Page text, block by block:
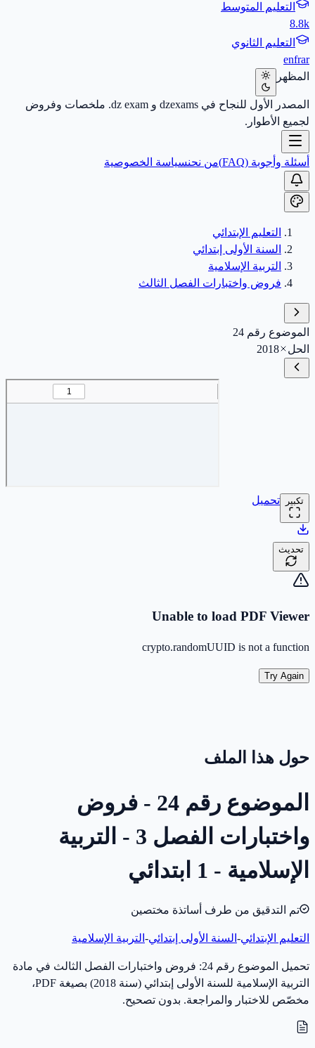
التعليم المتوسط
8.8k
التعليم الثانوي
enfrar
المظهر
المصدر الأول للنجاح في dzexams و dz exam. ملخصات وفروض
لجميع الأطوار.
أسئلة وأجوبة (FAQ) من نحنسياسة الخصوصية
التعليم الإبتدائي
السنة الأولى إبتدائي
التربية الإسلامية
فروض واختبارات الفصل الثالث
الموضوع رقم 24
الحل
2018
تكبير تحميل
تحديث
Unable to load PDF Viewer
crypto.randomUUID is not a function
Try Again
حول هذا الملف
الموضوع رقم 24 - فروض
واختبارات الفصل 3 - التربية
الإسلامية - 1 ابتدائي
تم التدقيق من طرف أساتذة مختصين
التعليم الإبتدائي- السنة الأولى إبتدائي- التربية الإسلامية
تحميل الموضوع رقم 24: فروض واختبارات الفصل الثالث في مادة
التربية الإسلامية للسنة الأولى إبتدائي (سنة 2018) بصيغة PDF،
مخصّص للاختبار والمراجعة. بدون تصحيح.